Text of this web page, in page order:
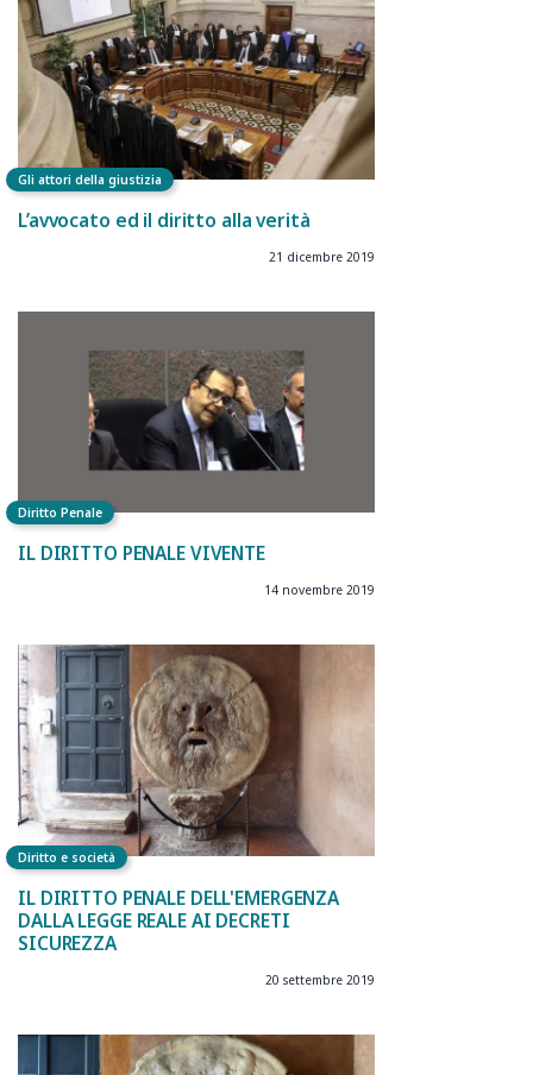
Gli attori della giustizia
L’avvocato ed il diritto alla verità
21 dicembre 2019
Diritto Penale
IL DIRITTO PENALE VIVENTE
14 novembre 2019
Diritto e società
IL DIRITTO PENALE DELL'EMERGENZA
DALLA LEGGE REALE AI DECRETI
SICUREZZA
20 settembre 2019